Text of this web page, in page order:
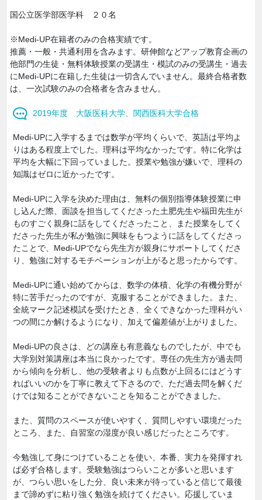
国公立医学部医学科 ２０名
※Medi-UP在籍者のみの合格実績です。
推薦・一般・共通利用を含みます。研伸館などアップ教育企画の
他部門の生徒・無料体験授業の受講生・模試のみの受講生・過去
にMedi-UPに在籍した生徒は一切含んでいません。最終合格者数
は、一次試験のみの合格者を含みません。
2019年度 大阪医科大学、関西医科大学合格
Medi-UPに入学するまでは数学が平均くらいで、英語は平均よ
りはある程度上でした。理科は平均なかったです。特に化学は
平均を大幅に下回っていました。授業や勉強が嫌いで、理科の
知識はゼロに近かったです。
Medi-UPに入学を決めた理由は、無料の個別指導体験授業に申
し込んだ際、面談を担当してくださった土肥先生や福田先生が
ものすごく親身に話をしてくださったこと、また授業をしてく
ださった先生が私が勉強に興味をもつように話をしてくださっ
たことで、Medi-UPでなら先生方が親身にサポートしてくださ
り、勉強に対するモチベーションが上がると思ったからです。
Medi-UPに通い始めてからは、数学の体積、化学の有機分野が
特に苦手だったのですが、克服することができました。また、
全統マーク記述模試を受けたとき、全くできなかった理科がい
つの間にか解けるようになり、加えて偏差値が上がりました。
Medi-UPの良さは、どの講座も有意義なものでしたが、中でも
大学別対策講座は本当に良かったです。専任の先生方が過去問
から傾向を分析し、他の受験者よりも点数が上回るにはどうす
ればいいのかを丁寧に教えて下さるので、ただ過去問を解くだ
けでは知ることができないことを知ることができました。
また、質問のスペースが使いやすく、質問しやすい環境だった
ところ、また、自習室の湿度が良い感じだったところです。
今勉強して身につけていることを使い、本番、実力を発揮すれ
ば必ず合格します。受験勉強はつらいことが多いと思います
が、つらい思いをした分、良い未来が待っていると信じて最後
まで諦めずに粘り強く勉強を続けてください。応援していま